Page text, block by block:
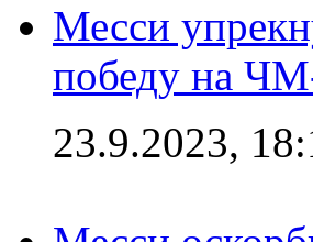
Месси
победу на
23.9.2023,